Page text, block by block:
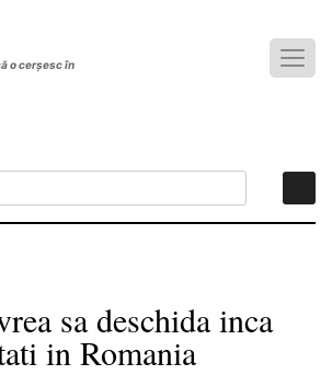
o cerșesc în
sa deschida inca
in Romania